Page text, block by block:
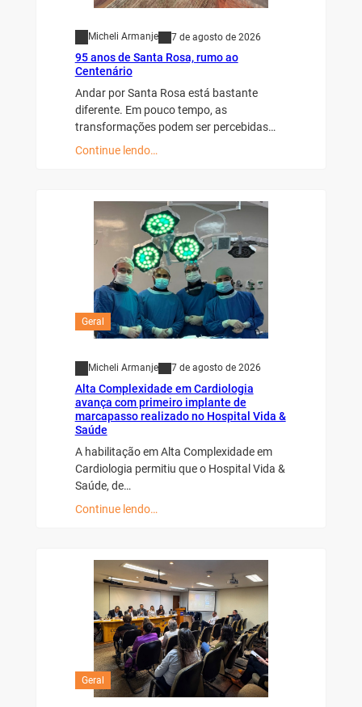
Micheli Armanje 7 de agosto de 2026
95 anos de Santa Rosa, rumo ao
Centenário
Andar por Santa Rosa está bastante
diferente. Em pouco tempo, as
transformações podem ser percebidas…
Continue lendo…
Geral
Micheli Armanje 7 de agosto de 2026
Alta Complexidade em Cardiologia
avança com primeiro implante de
marcapasso realizado no Hospital Vida &
Saúde
A habilitação em Alta Complexidade em
Cardiologia permitiu que o Hospital Vida &
Saúde, de…
Continue lendo…
Geral